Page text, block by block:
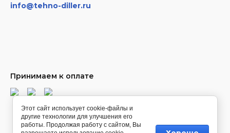
info@tehno-diller.ru
Принимаем к оплате
© [2022] [Tehno-Diller]
Этот сайт использует cookie-файлы и
другие технологии для улучшения его
работы. Продолжая работу с сайтом, Вы